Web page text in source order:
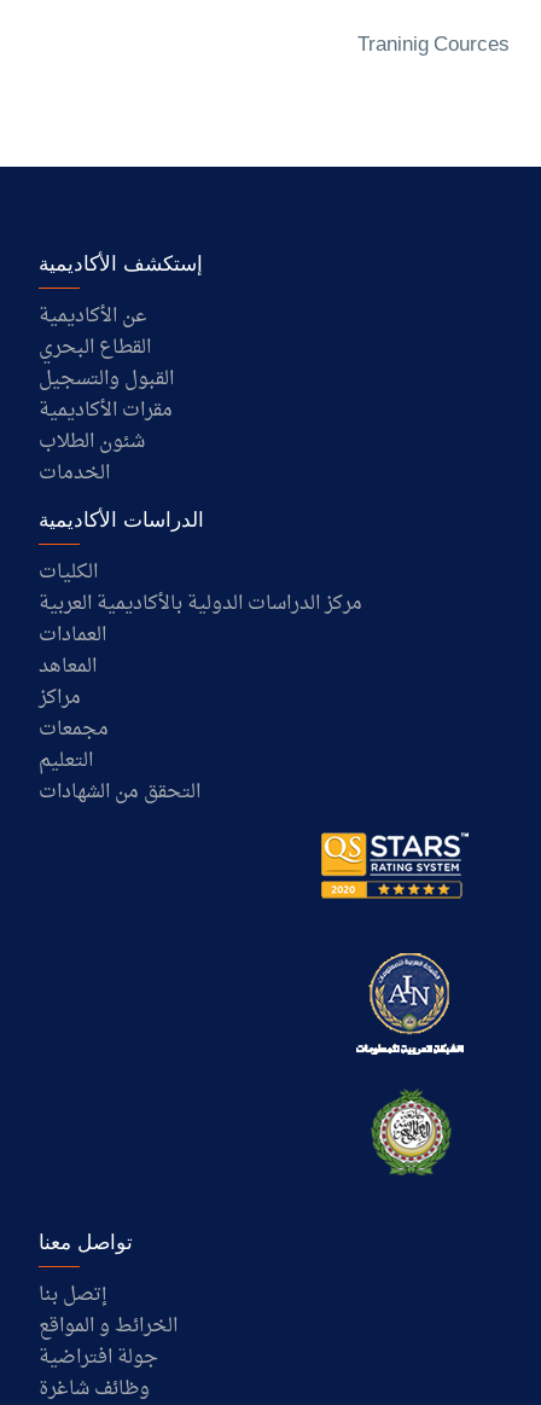
Traninig Cources
إستكشف الأكاديمية
عن الأكاديمية
القطاع البحري
القبول والتسجيل
مقرات الأكاديمية
شئون الطلاب
الخدمات
الدراسات الأكاديمية
الكليات
مركز الدراسات الدولية بالأكاديمية العربية
العمادات
المعاهد
مراكز
مجمعات
التعليم
التحقق من الشهادات
تواصل معنا
إتصل بنا
الخرائط و المواقع
جولة افتراضية
وظائف شاغرة